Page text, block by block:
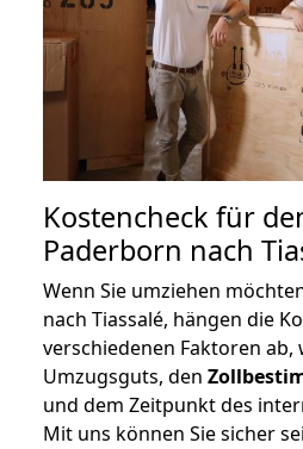
Kostencheck für
Paderborn nach
Wenn Sie umziehen
nach Tiassalé, hängen die
verschiedenen Faktoren ab,
Umzugsguts, den
und dem Zeitpunkt des
Mit uns können Sie sicher